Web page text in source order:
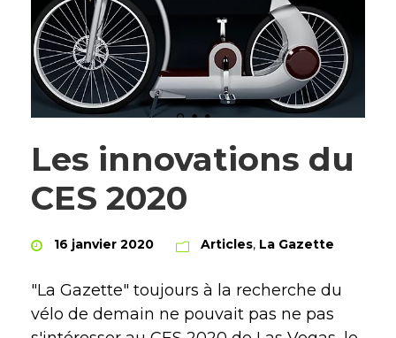
Les innovations du
CES 2020
16 janvier 2020 Articles, La Gazette
"La Gazette" toujours à la recherche du
vélo de demain ne pouvait pas ne pas